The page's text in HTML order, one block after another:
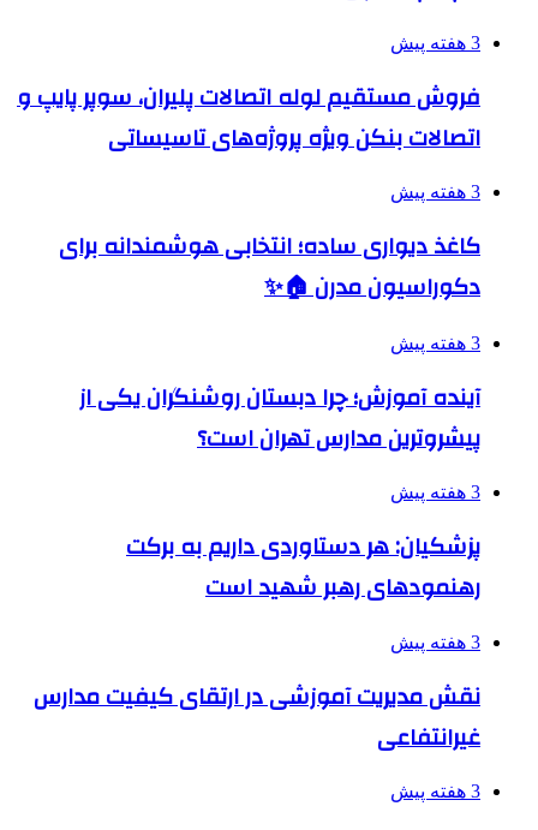
3 هفته پیش
فروش مستقیم لوله اتصالات پلیران، سوپر پایپ و
اتصالات بنکن ویژه پروژه‌های تاسیساتی
3 هفته پیش
کاغذ دیواری ساده؛ انتخابی هوشمندانه برای
دکوراسیون مدرن 🏠✨
3 هفته پیش
آینده آموزش؛ چرا دبستان روشنگران یکی از
پیشروترین مدارس تهران است؟
3 هفته پیش
پزشکیان: هر دستاوردی داریم به برکت
رهنمودهای رهبر شهید است
3 هفته پیش
نقش مدیریت آموزشی در ارتقای کیفیت مدارس
غیرانتفاعی
3 هفته پیش